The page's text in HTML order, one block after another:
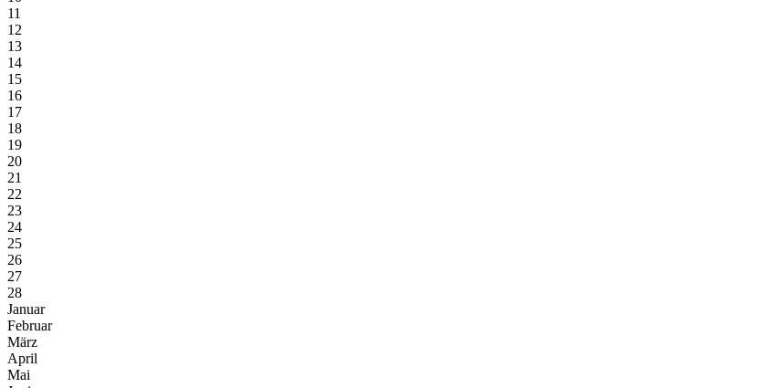
11
12
13
14
15
16
17
18
19
20
21
22
23
24
25
26
27
28
Januar
Februar
März
April
Mai